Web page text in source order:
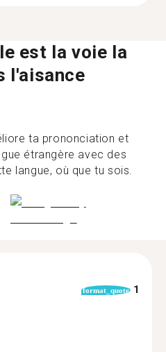
est la voie la
l'aisance
ta prononciation et
étrangère avec des
langue, où que tu sois.
format_quote 1